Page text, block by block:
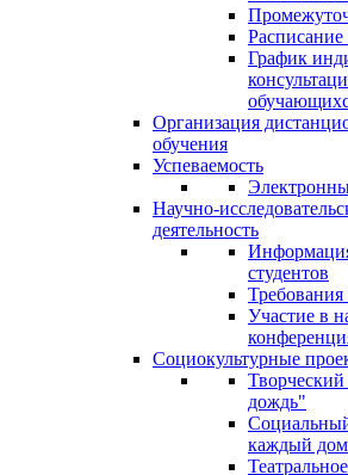
График
Организация
обучения
Успеваемость
Научно-
деятельность
студентов
Участие в
Социокультурные
дождь"
каждый